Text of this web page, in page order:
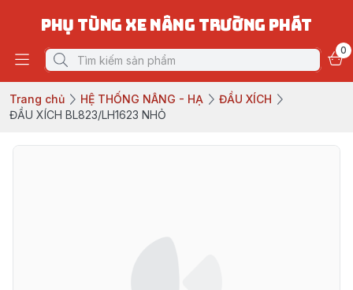
PHỤ TÙNG XE NÂNG TRƯỜNG PHÁT
0
Trang chủ HỆ THỐNG NÂNG - HẠ
ĐẦU XÍCH
ĐẦU XÍCH BL823/LH1623 NHỎ